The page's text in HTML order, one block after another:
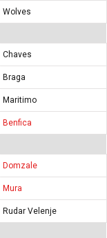
Wolves
Chaves
Braga
Maritimo
Benfica
Domzale
Mura
Rudar Velenje